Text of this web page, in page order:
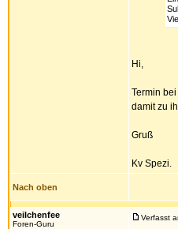
Hi,
Termin
damit zu
Gruß
Kv Spezi.
Nach oben
veilchenfee
Foren-Guru
Verfasst